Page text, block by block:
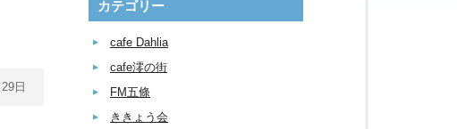
日
カテゴリー
cafe Dahlia
cafe澪の街
FM五條
ききょう会